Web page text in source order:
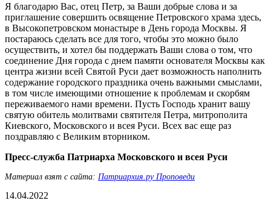
Я благодарю Вас, отец Петр, за Ваши добрые слова и за
приглашение совершить освящение Петровского храма здесь,
в Высокопетровском монастыре в День города Москвы. Я
постараюсь сделать все для того, чтобы это можно было
осуществить, и хотел бы поддержать Ваши слова о том, что
соединение Дня города с днем памяти основателя Москвы как
центра жизни всей Святой Руси дает возможность наполнить
содержание городского праздника очень важными смыслами,
в том числе имеющими отношение к проблемам и скорбям
переживаемого нами времени. Пусть Господь хранит вашу
святую обитель молитвами святителя Петра, митрополита
Киевского, Московского и всея Руси. Всех вас еще раз
поздравляю с Великим вторником.
Пресс-служба Патриарха Московского и всея Руси
Материал взят с сайта: Патриархия.ру Проповеди
14.04.2022